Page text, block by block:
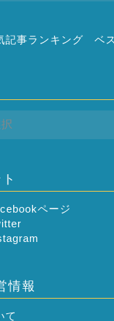
記事ランキング ベ
ページ
情報
て